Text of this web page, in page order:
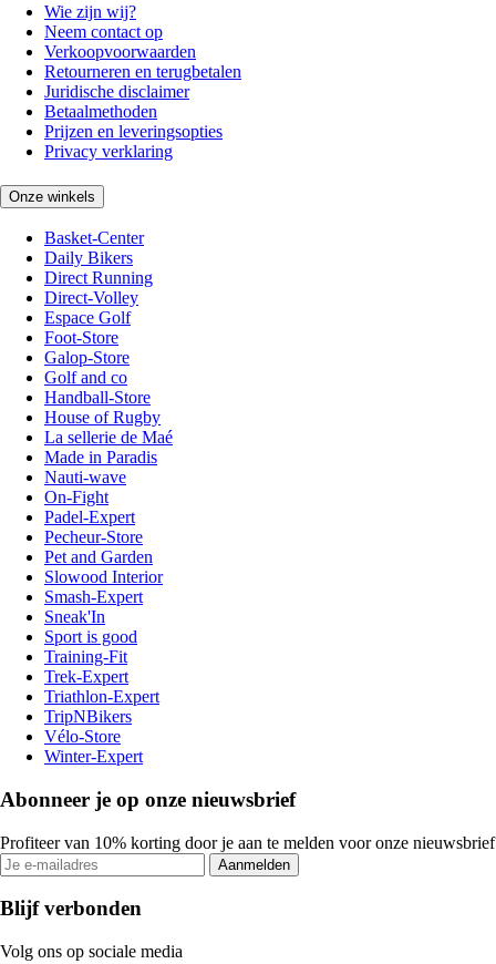
Wie zijn wij?
Neem contact op
Verkoopvoorwaarden
Retourneren en terugbetalen
Juridische disclaimer
Betaalmethoden
Prijzen en leveringsopties
Privacy verklaring
Onze winkels
Basket-Center
Daily Bikers
Direct Running
Direct-Volley
Espace Golf
Foot-Store
Galop-Store
Golf and co
Handball-Store
House of Rugby
La sellerie de Maé
Made in Paradis
Nauti-wave
On-Fight
Padel-Expert
Pecheur-Store
Pet and Garden
Slowood Interior
Smash-Expert
Sneak'In
Sport is good
Training-Fit
Trek-Expert
Triathlon-Expert
TripNBikers
Vélo-Store
Winter-Expert
Abonneer je op onze nieuwsbrief
Profiteer van 10% korting door je aan te melden voor onze nieuwsbrief
Aanmelden
Blijf verbonden
Volg ons op sociale media